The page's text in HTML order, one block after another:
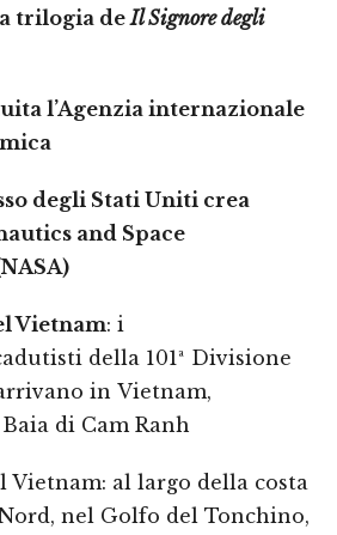
trilogia deIl Signore degli
l’Agenzia internazionale
degli Stati Uniti crea
and Space
Vietnam: i
della 101ª Divisione
in Vietnam,
di Cam Ranh
Vietnam: al largo della costa
nel Golfo del Tonchino,